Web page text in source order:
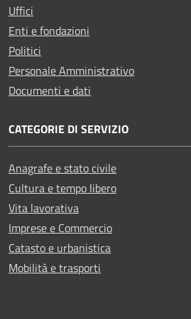
Uffici
Enti e fondazioni
Politici
Personale Amministrativo
Documenti e dati
CATEGORIE DI SERVIZIO
Anagrafe e stato civile
Cultura e tempo libero
Vita lavorativa
Imprese e Commercio
Catasto e urbanistica
Mobilità e trasporti